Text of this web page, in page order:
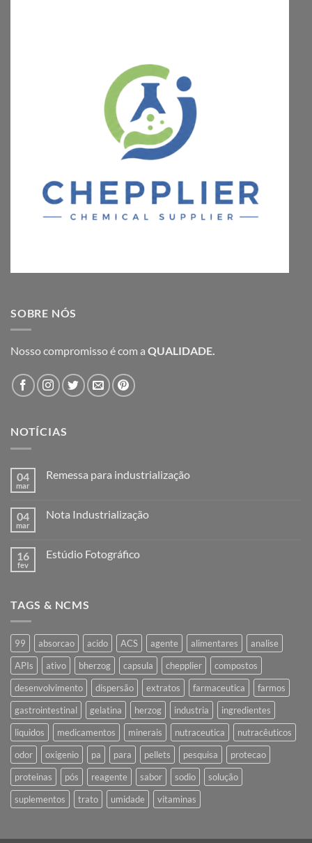
SOBRE NÓS
Nosso compromisso é com a QUALIDADE.
NOTÍCIAS
04
mar
Remessa para industrialização
Remessa
04
mar
Nota Industrialização
Nota
16
fev
Estúdio Fotográfico
Fotográfico
TAGS & NCMS
99 absorcao acido ACS agente alimentares
analise
APIs
ativo bherzog capsula chepplier
compostos
desenvolvimento
dispersão extratos farmaceutica
farmos
gastrointestinal
gelatina herzog industria
ingredientes
liquidos
medicamentos minerais nutraceutica
nutracêuticos
odor
oxigenio pa para pellets pesquisa
protecao
proteinas
pós reagente sabor sodio
solução
suplementos
trato umidade vitaminas